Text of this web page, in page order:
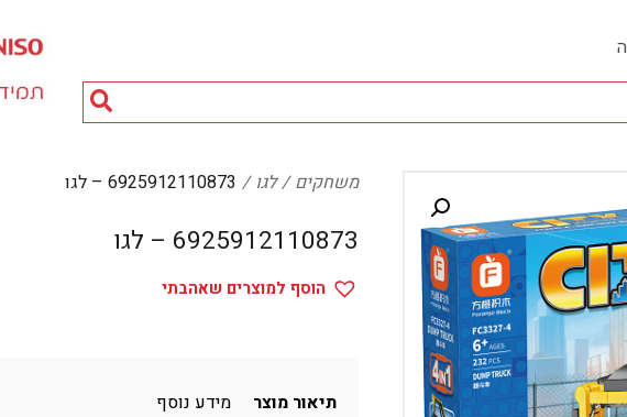
חיפוש
מוצרים...
משחקים לגו 6925912110873 – לגו
6925912110873 – לגו
הוסף למוצרים שאהבתי
תיאור מוצר מידע נוסף